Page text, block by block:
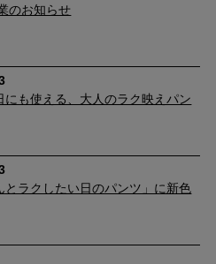
いシンプルなデザインとカラーの
期間重宝していただける定番アイ
のお知らせ
にも使える、大人のラク映えパン
とラクしたい日のパンツ」に新色